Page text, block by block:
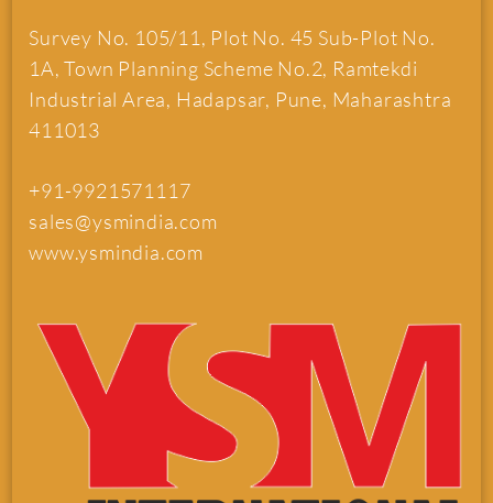
Survey No. 105/11, Plot No. 45 Sub-Plot No.
1A, Town Planning Scheme No.2, Ramtekdi
Industrial Area, Hadapsar, Pune, Maharashtra
411013
+91-9921571117
sales@ysmindia.com
www.ysmindia.com